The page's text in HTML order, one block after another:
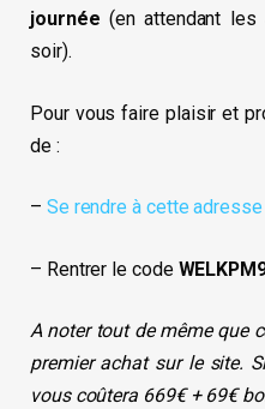
journée (en attendant
soir).
Pour vous faire plaisir et
de :
– Se rendre à cette adresse
– Rentrer le code
A noter tout de même que
premier achat sur le site.
vous coûtera 669€ + 69€